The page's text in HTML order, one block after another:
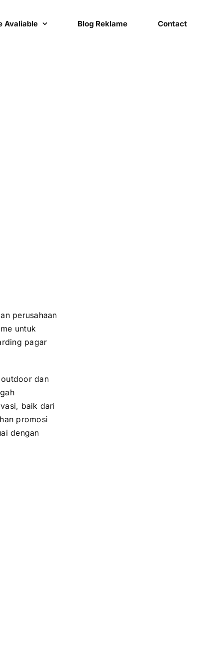
Avaliable Blog Reklame Contact
perusahaan
untuk
pagar
dan
baik dari
promosi
dengan